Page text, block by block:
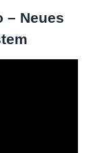
– Neues